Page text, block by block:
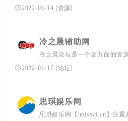
自学教程，花海每天坚持分享
位网友呈现优志的资源，需要
2022-01-14 [资源]
冷之晨辅助网
冷之晨论坛是一个全方面的资
精品软件,汉化游戏等,为玩家
2022-01-17 [论坛]
思琪娱乐网
思琪娱乐网【imissqi.cn】注重